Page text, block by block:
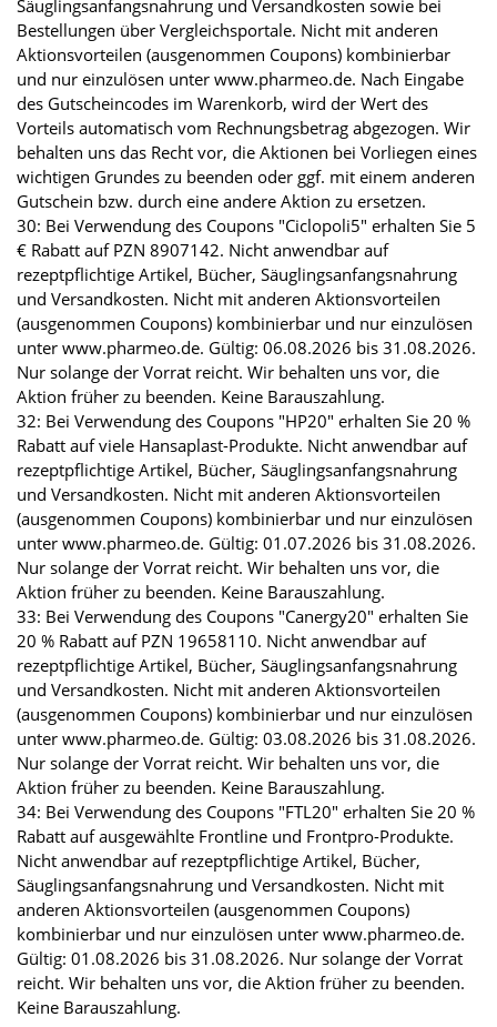
Säuglingsanfangsnahrung und Versandkosten sowie bei
Bestellungen über Vergleichsportale. Nicht mit anderen
Aktionsvorteilen (ausgenommen Coupons) kombinierbar
und nur einzulösen unter www.pharmeo.de. Nach Eingabe
des Gutscheincodes im Warenkorb, wird der Wert des
Vorteils automatisch vom Rechnungsbetrag abgezogen. Wir
behalten uns das Recht vor, die Aktionen bei Vorliegen eines
wichtigen Grundes zu beenden oder ggf. mit einem anderen
Gutschein bzw. durch eine andere Aktion zu ersetzen.
30: Bei Verwendung des Coupons "Ciclopoli5" erhalten Sie 5
€ Rabatt auf PZN 8907142. Nicht anwendbar auf
rezeptpflichtige Artikel, Bücher, Säuglingsanfangsnahrung
und Versandkosten. Nicht mit anderen Aktionsvorteilen
(ausgenommen Coupons) kombinierbar und nur einzulösen
unter www.pharmeo.de. Gültig: 06.08.2026 bis 31.08.2026.
Nur solange der Vorrat reicht. Wir behalten uns vor, die
Aktion früher zu beenden. Keine Barauszahlung.
32: Bei Verwendung des Coupons "HP20" erhalten Sie 20 %
Rabatt auf viele Hansaplast-Produkte. Nicht anwendbar auf
rezeptpflichtige Artikel, Bücher, Säuglingsanfangsnahrung
und Versandkosten. Nicht mit anderen Aktionsvorteilen
(ausgenommen Coupons) kombinierbar und nur einzulösen
unter www.pharmeo.de. Gültig: 01.07.2026 bis 31.08.2026.
Nur solange der Vorrat reicht. Wir behalten uns vor, die
Aktion früher zu beenden. Keine Barauszahlung.
33: Bei Verwendung des Coupons "Canergy20" erhalten Sie
20 % Rabatt auf PZN 19658110. Nicht anwendbar auf
rezeptpflichtige Artikel, Bücher, Säuglingsanfangsnahrung
und Versandkosten. Nicht mit anderen Aktionsvorteilen
(ausgenommen Coupons) kombinierbar und nur einzulösen
unter www.pharmeo.de. Gültig: 03.08.2026 bis 31.08.2026.
Nur solange der Vorrat reicht. Wir behalten uns vor, die
Aktion früher zu beenden. Keine Barauszahlung.
34: Bei Verwendung des Coupons "FTL20" erhalten Sie 20 %
Rabatt auf ausgewählte Frontline und Frontpro-Produkte.
Nicht anwendbar auf rezeptpflichtige Artikel, Bücher,
Säuglingsanfangsnahrung und Versandkosten. Nicht mit
anderen Aktionsvorteilen (ausgenommen Coupons)
kombinierbar und nur einzulösen unter www.pharmeo.de.
Gültig: 01.08.2026 bis 31.08.2026. Nur solange der Vorrat
reicht. Wir behalten uns vor, die Aktion früher zu beenden.
Keine Barauszahlung.